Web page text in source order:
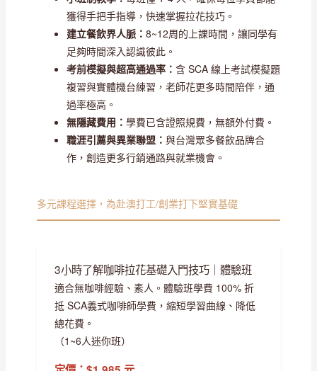
獲得手把手指導，快速掌握拉花技巧。
建立餐飲界人脈： 8~12周的上課時間，讓同學有
足夠時間深入認識彼此。
考前模擬與超高通過率： 含 SCA 線上考試模擬題
複習與實體機台練習，老師花更多時間陪伴，通
過率極高。
無隱藏費用： 學費已含證照規費，無額外付費。
職涯引薦與異業聯盟： 與台灣眾多餐飲品牌合
作，創造更多行銷通路與就業機會。
多元課程選擇，為赴澳打工/創業打下堅實基礎
3小時了解咖啡拉花基礎入門技巧｜體驗班
適合無咖啡經驗、素人。體驗班學費 100% 折
抵 SCA義式咖啡師學費，縮短學習曲線、降低
總花費。
（1~6人迷你班）